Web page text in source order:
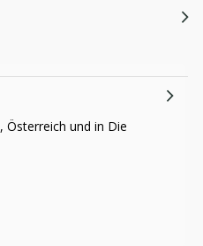
Österreich und in Die